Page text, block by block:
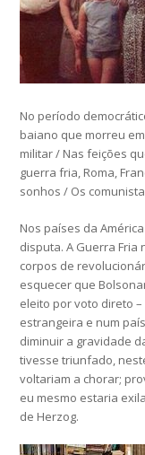
No período
baiano que morreu
militar / Nas feições
guerra fria, Roma,
sonhos / Os
Nos países da
disputa. A Guerra Fria
corpos de
esquecer que
eleito por voto direto
estrangeira e num
diminuir a gravidade
tivesse triunfado,
voltariam a chorar;
eu mesmo estaria
de Herzog.